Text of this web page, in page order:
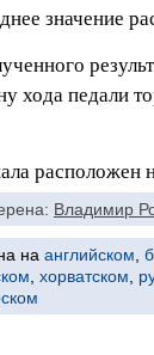
значение
хода педали
расположен
Владимир
на английском
хорватском